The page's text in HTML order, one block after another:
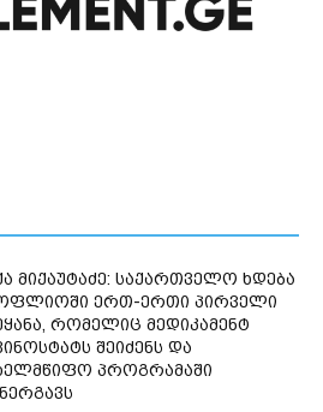
მიქაუტაძე: საქართველო ხდება
ერთ-ერთი პირველი
რომელიც მედიკამენტ
შეიძენს და
პროგრამაში